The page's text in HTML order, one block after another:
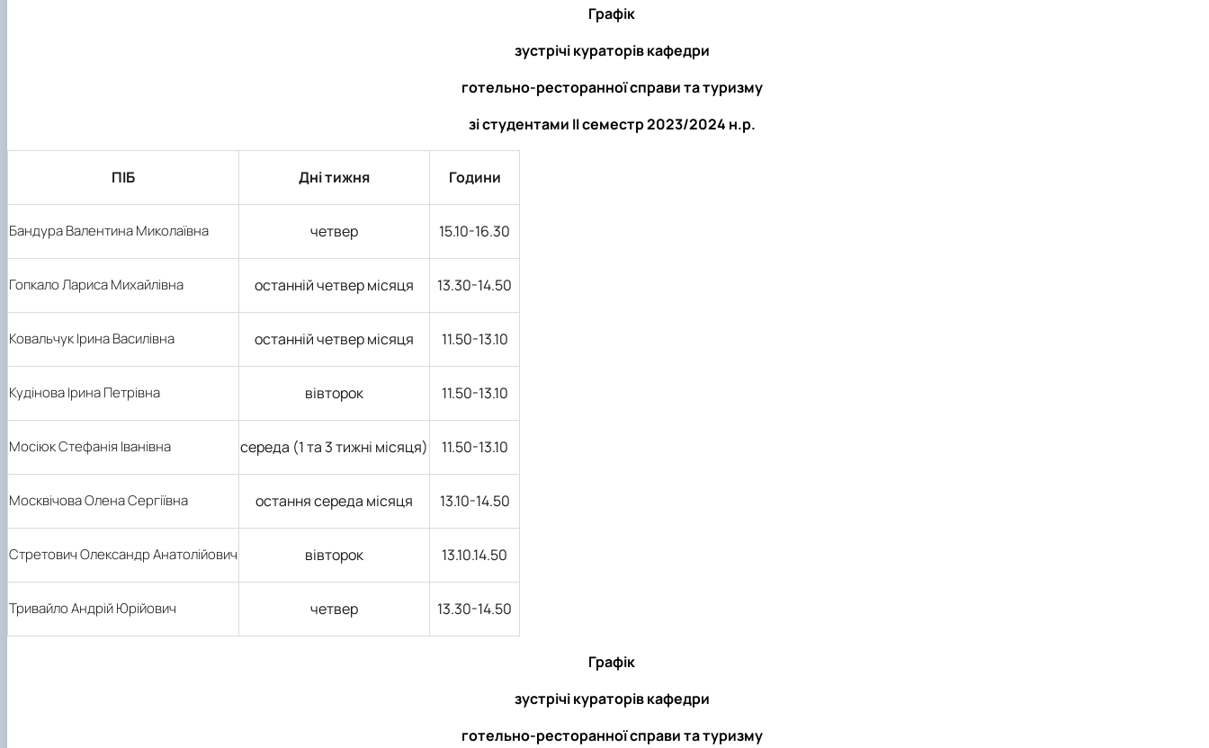
Графік
зустрічі кураторів кафедри
готельно-ресторанної справи та туризму
зі студентами ІІ семестр 2023/2024 н.р.
ПІБ Дні тижня Години
Бандура Валентина Миколаївна четвер 15.10-16.30
Гопкало Лариса Михайлівна останній четвер місяця 13.30-14.50
Ковальчук Ірина Василівна останній четвер місяця 11.50-13.10
Кудінова Ірина Петрівна вівторок 11.50-13.10
Мосіюк Стефанія Іванівна середа (1 та 3 тижні місяця) 11.50-13.10
Москвічова Олена Сергіївна остання середа місяця 13.10-14.50
Стретович Олександр Анатолійович вівторок 13.10.14.50
Тривайло Андрій Юрійович четвер 13.30-14.50
Графік
зустрічі кураторів кафедри
готельно-ресторанної справи та туризму